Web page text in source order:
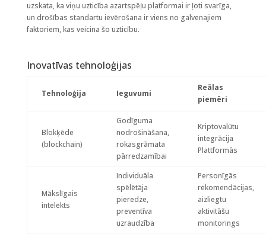
uzskata, ka viņu uzticība azartspēļu platformai ir ļoti svarīga,
un drošības standartu ievērošana ir viens no galvenajiem
faktoriem, kas veicina šo uzticību.
Inovatīvas tehnoloģijas
Tehnoloģija Ieguvumi
Reālas
piemēri
Blokķēde
(blockchain)
Godīguma
nodrošināšana,
rokasgrāmata
pārredzamībai
Kriptovalūtu
integrācija
Plattformās
Mākslīgais
intelekts
Individuāla
spēlētāja
pieredze,
preventīva
uzraudzība
Personīgās
rekomendācijas,
aizliegtu
aktivitāšu
monitorings